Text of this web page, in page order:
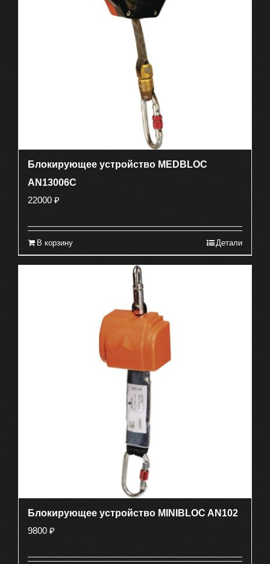
Блокирующее устройство MEDBLOC
AN13006C
22000 ₽
В корзину Детали
Блокирующее устройство MINIBLOC AN102
9800 ₽